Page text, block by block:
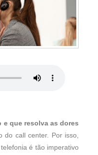
e que resolva as dores
do call center. Por isso,
é tão imperativo